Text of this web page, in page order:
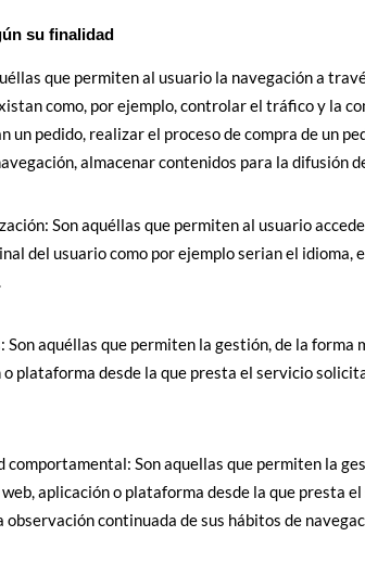
su finalidad
que permiten al usuario la navegación a
como, por ejemplo, controlar el tráfico y la
un pedido, realizar el proceso de compra de un
almacenar contenidos para la difusión
Son aquéllas que permiten al usuario
del usuario como por ejemplo serian el
aquéllas que permiten la gestión, de la forma
o plataforma desde la que presta el servicio
comportamental: Son aquellas que permiten la
aplicación o plataforma desde la que presta
observación continuada de sus hábitos de